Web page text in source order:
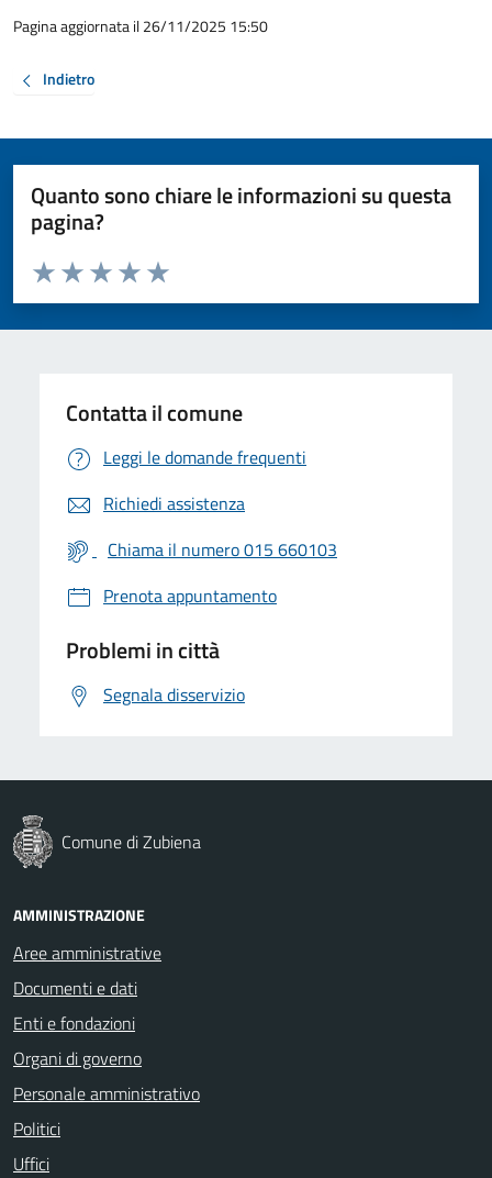
Pagina aggiornata il 26/11/2025 15:50
Indietro
Quanto sono chiare le informazioni su questa
pagina?
Valuta da 1 a 5 stelle la pagina
Valuta 5 stelle su 5
Valuta 4 stelle su 5
Valuta 3 stelle su 5
Valuta 2 stelle su 5
Valuta 1 stelle su 5
Contatta il comune
Leggi le domande frequenti
Richiedi assistenza
Chiama il numero 015 660103
Prenota appuntamento
Problemi in città
Segnala disservizio
Comune di Zubiena
AMMINISTRAZIONE
Aree amministrative
Documenti e dati
Enti e fondazioni
Organi di governo
Personale amministrativo
Politici
Uffici